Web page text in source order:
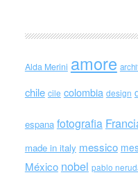
Alda Merini amore
chile cile colombia design
espana fotografia
made in italy messico
México nobel pablo